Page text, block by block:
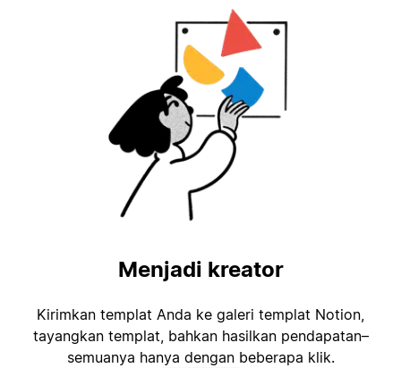
Menjadi kreator
Kirimkan templat Anda ke galeri templat Notion,
tayangkan templat, bahkan hasilkan pendapatan–
semuanya hanya dengan beberapa klik.